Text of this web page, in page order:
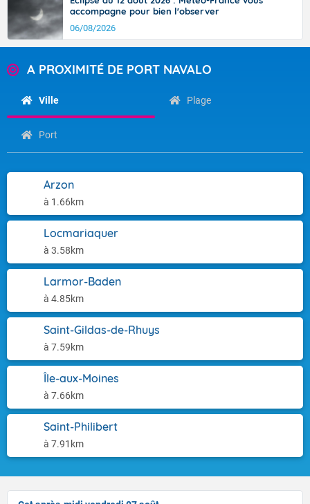
accompagne pour bien l'observer
06/08/2026
A PROXIMITÉ DE PORT NAVALO
Ville Plage
Port
Arzon
à 1.66km
Locmariaquer
à 3.58km
Larmor-Baden
à 4.85km
Saint-Gildas-de-Rhuys
à 7.59km
Île-aux-Moines
à 7.66km
Saint-Philibert
à 7.91km